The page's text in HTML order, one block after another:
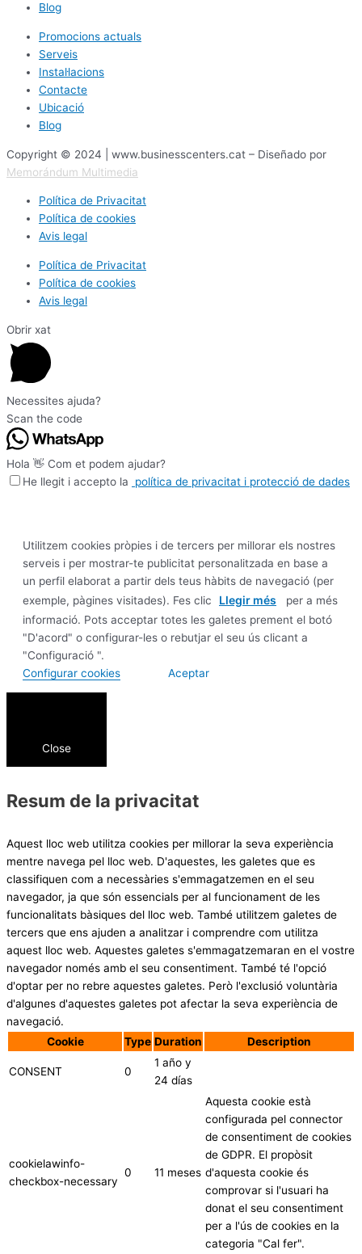
Blog
Promocions actuals
Serveis
Instal·lacions
Contacte
Ubicació
Blog
Copyright © 2024 | www.businesscenters.cat – Diseñado por
Memorándum Multimedia
Política de Privacitat
Política de cookies
Avis legal
Política de Privacitat
Política de cookies
Avis legal
Obrir xat
Necessites ajuda?
Scan the code
Hola 👋 Com et podem ajudar?
He llegit i accepto la
política de privacitat i protecció de dades
Utilitzem cookies pròpies i de tercers per millorar els nostres
serveis i per mostrar-te publicitat personalitzada en base a
un perfil elaborat a partir dels teus hàbits de navegació (per
exemple, pàgines visitades). Fes clic
Llegir més
per a més
informació. Pots acceptar totes les galetes prement el botó
"D'acord" o configurar-les o rebutjar el seu ús clicant a
"Configuració ".
Configurar cookies
Aceptar
Close
Resum de la privacitat
Aquest lloc web utilitza cookies per millorar la seva experiència
mentre navega pel lloc web. D'aquestes, les galetes que es
classifiquen com a necessàries s'emmagatzemen en el seu
navegador, ja que són essencials per al funcionament de les
funcionalitats bàsiques del lloc web. També utilitzem galetes de
tercers que ens ajuden a analitzar i comprendre com utilitza
aquest lloc web. Aquestes galetes s'emmagatzemaran en el vostre
navegador només amb el seu consentiment. També té l'opció
d'optar per no rebre aquestes galetes. Però l'exclusió voluntària
d'algunes d'aquestes galetes pot afectar la seva experiència de
navegació.
Cookie
Type Duration Description
CONSENT 0
1 año y
24 días
cookielawinfo-
checkbox-necessary
0 11 meses
Aquesta cookie està
configurada pel connector
de consentiment de cookies
de GDPR. El propòsit
d'aquesta cookie és
comprovar si l'usuari ha
donat el seu consentiment
per a l'ús de cookies en la
categoria "Cal fer".